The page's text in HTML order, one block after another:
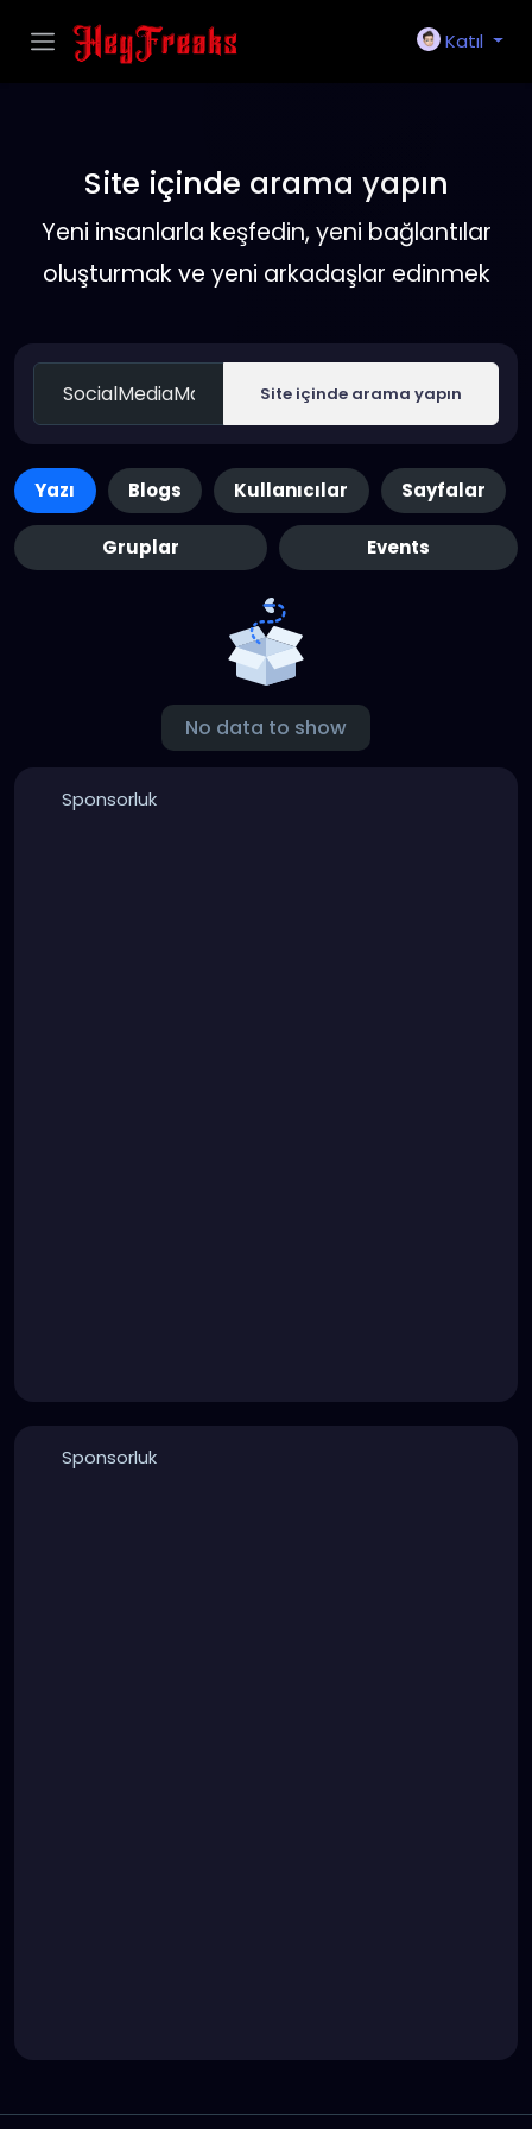
Katıl
Site içinde arama yapın
Yeni insanlarla keşfedin, yeni bağlantılar
oluşturmak ve yeni arkadaşlar edinmek
Site içinde arama yapın
Yazı Blogs Kullanıcılar Sayfalar
Gruplar Events
No data to show
Sponsorluk
Sponsorluk